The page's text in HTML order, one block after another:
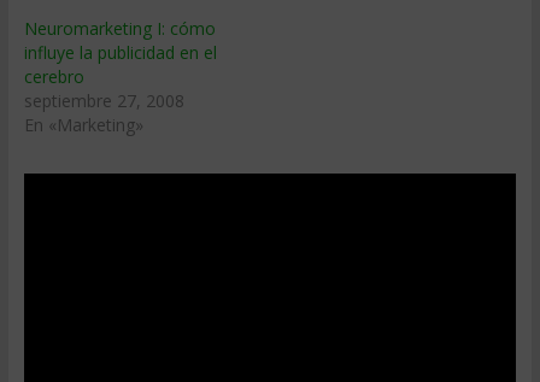
Neuromarketing I: cómo
influye la publicidad en el
cerebro
septiembre 27, 2008
En «Marketing»